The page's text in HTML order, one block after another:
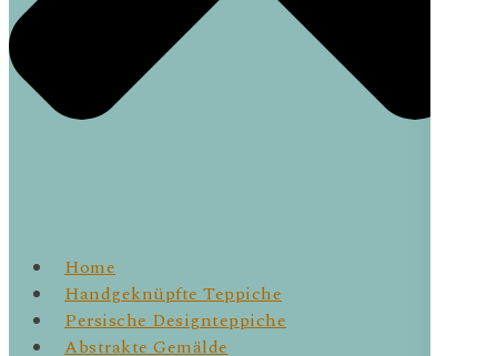
Home
Handgeknüpfte Teppiche
Persische Designteppiche
Abstrakte Gemälde